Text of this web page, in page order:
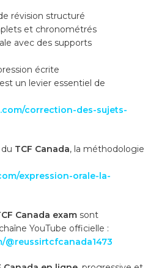
révision structuré
et chronométrés
avec des supports
écrite
un levier essentiel de
correction-des-sujets-
TCF Canada, la méthodologie
expression-orale-la-
Canada exam sont
YouTube officielle :